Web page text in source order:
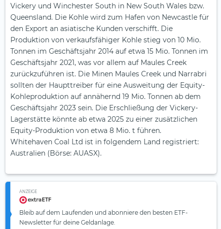
Vickery und Winchester South in New South Wales bzw.
Queensland. Die Kohle wird zum Hafen von Newcastle für
den Export an asiatische Kunden verschifft. Die
Produktion von verkaufsfähiger Kohle stieg von 10 Mio.
Tonnen im Geschäftsjahr 2014 auf etwa 15 Mio. Tonnen im
Geschäftsjahr 2021, was vor allem auf Maules Creek
zurückzuführen ist. Die Minen Maules Creek und Narrabri
sollten der Haupttreiber für eine Ausweitung der Equity-
Kohleproduktion auf annähernd 19 Mio. Tonnen ab dem
Geschäftsjahr 2023 sein. Die Erschließung der Vickery-
Lagerstätte könnte ab etwa 2025 zu einer zusätzlichen
Equity-Produktion von etwa 8 Mio. t führen.
Whitehaven Coal Ltd ist in folgendem Land registriert:
Australien (Börse: AUASX).
ANZEIGE
Bleib auf dem Laufenden und abonniere den besten ETF-
Newsletter für deine Geldanlage.